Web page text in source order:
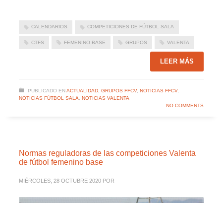
CALENDARIOS COMPETICIONES DE FÚTBOL SALA
CTFS FEMENINO BASE GRUPOS VALENTA
LEER MÁS
PUBLICADO EN ACTUALIDAD, GRUPOS FFCV, NOTICIAS FFCV,
NOTICIAS FÚTBOL SALA
NOTICIAS VALENTA
NO COMMENTS
Normas reguladoras de las competiciones Valenta
de fútbol femenino base
MIÉRCOLES, 28 OCTUBRE 2020 POR